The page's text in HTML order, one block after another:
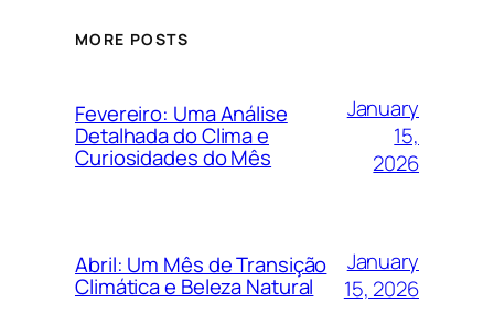
MORE POSTS
Fevereiro: Uma Análise
Detalhada do Clima e
Curiosidades do Mês
January
15,
2026
Abril: Um Mês de Transição
Climática e Beleza Natural
January
15, 2026